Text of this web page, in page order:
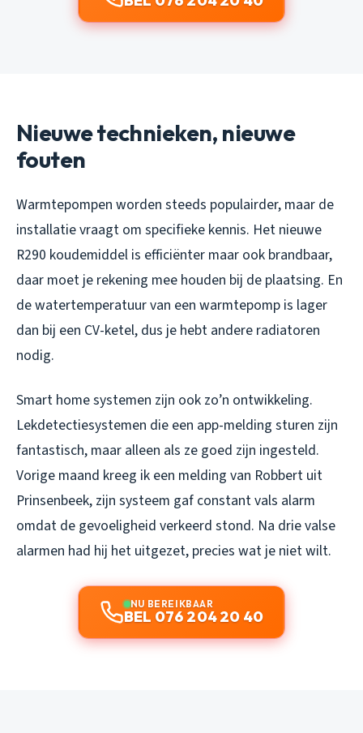
Nieuwe technieken, nieuwe
fouten
Warmtepompen worden steeds populairder, maar de
installatie vraagt om specifieke kennis. Het nieuwe
R290 koudemiddel is efficiënter maar ook brandbaar,
daar moet je rekening mee houden bij de plaatsing. En
de watertemperatuur van een warmtepomp is lager
dan bij een CV-ketel, dus je hebt andere radiatoren
nodig.
Smart home systemen zijn ook zo’n ontwikkeling.
Lekdetectiesystemen die een app-melding sturen zijn
fantastisch, maar alleen als ze goed zijn ingesteld.
Vorige maand kreeg ik een melding van Robbert uit
Prinsenbeek, zijn systeem gaf constant vals alarm
omdat de gevoeligheid verkeerd stond. Na drie valse
alarmen had hij het uitgezet, precies wat je niet wilt.
NU BEREIKBAAR
BEL 076 204 20 40